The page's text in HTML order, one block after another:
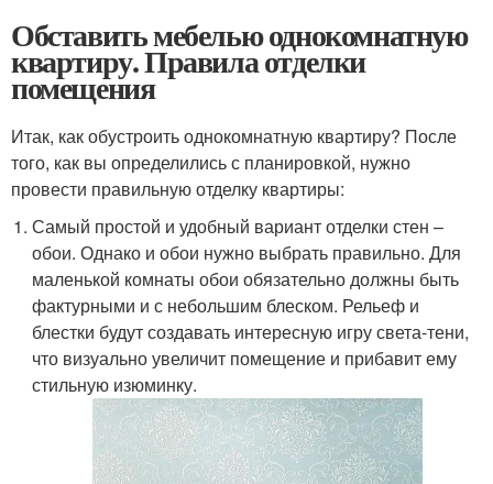
Обставить мебелью однокомнатную
квартиру. Правила отделки
помещения
Итак, как обустроить однокомнатную квартиру? После
того, как вы определились с планировкой, нужно
провести правильную отделку квартиры:
Самый простой и удобный вариант отделки стен –
обои. Однако и обои нужно выбрать правильно. Для
маленькой комнаты обои обязательно должны быть
фактурными и с небольшим блеском. Рельеф и
блестки будут создавать интересную игру света-тени,
что визуально увеличит помещение и прибавит ему
стильную изюминку.